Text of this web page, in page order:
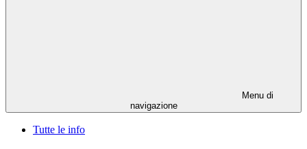
Menu di
navigazione
Tutte le info